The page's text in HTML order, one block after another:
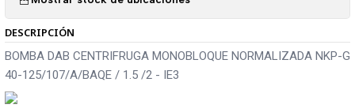
DESCRIPCIÓN
BOMBA DAB CENTRIFRUGA MONOBLOQUE NORMALIZADA NKP-G
40-125/107/A/BAQE / 1.5 /2 - IE3